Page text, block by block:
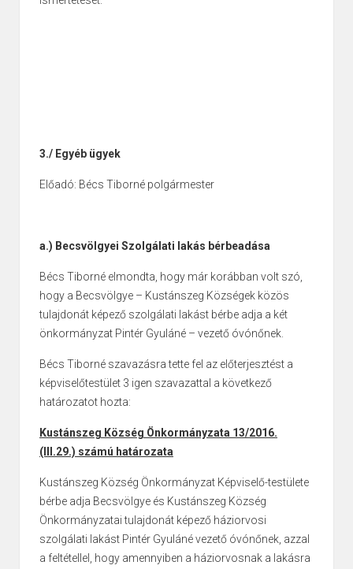
3./ Egyéb ügyek
Előadó: Bécs Tiborné polgármester
a.) Becsvölgyei Szolgálati lakás bérbeadása
Bécs Tiborné elmondta, hogy már korábban volt szó,
hogy a Becsvölgye – Kustánszeg Községek közös
tulajdonát képező szolgálati lakást bérbe adja a két
önkormányzat Pintér Gyuláné – vezető óvónőnek.
Bécs Tiborné szavazásra tette fel az előterjesztést a
képviselőtestület 3 igen szavazattal a következő
határozatot hozta:
Kustánszeg Község Önkormányzata 13/2016.
(III.29.) számú határozata
Kustánszeg Község Önkormányzat Képviselő-testülete
bérbe adja Becsvölgye és Kustánszeg Község
Önkormányzatai tulajdonát képező háziorvosi
szolgálati lakást Pintér Gyuláné vezető óvónőnek, azzal
a feltétellel, hogy amennyiben a háziorvosnak a lakásra